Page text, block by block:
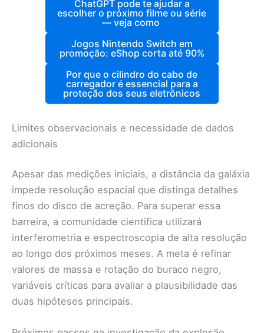
ChatGPT pode te ajudar a
escolher o próximo filme ou série
— veja como
Jogos Nintendo Switch em
promoção: eShop corta até 90%
Por que o cilindro do cabo de
carregador é essencial para a
proteção dos seus eletrônicos
Limites observacionais e necessidade de dados
adicionais
Apesar das medições iniciais, a distância da galáxia
impede resolução espacial que distinga detalhes
finos do disco de acreção. Para superar essa
barreira, a comunidade cientifica utilizará
interferometria e espectroscopia de alta resolução
ao longo dos próximos meses. A meta é refinar
valores de massa e rotação do buraco negro,
variáveis críticas para avaliar a plausibilidade das
duas hipóteses principais.